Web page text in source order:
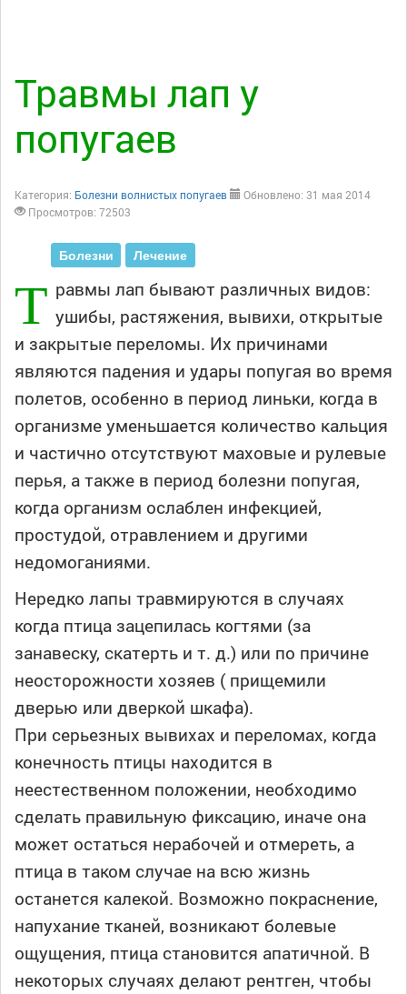
Травмы лап у
попугаев
Категория: Болезни волнистых попугаев
Обновлено: 31 мая 2014
Просмотров: 72503
Болезни Лечение
Т равмы лап бывают различных видов:
ушибы, растяжения, вывихи, открытые
и закрытые переломы. Их причинами
являются падения и удары попугая во время
полетов, особенно в период линьки, когда в
организме уменьшается количество кальция
и частично отсутствуют маховые и рулевые
перья, а также в период болезни попугая,
когда организм ослаблен инфекцией,
простудой, отравлением и другими
недомоганиями.
Нередко лапы травмируются в случаях
когда птица зацепилась когтями (за
занавеску, скатерть и т. д.) или по причине
неосторожности хозяев ( прищемили
дверью или дверкой шкафа).
При серьезных вывихах и переломах, когда
конечность птицы находится в
неестественном положении, необходимо
сделать правильную фиксацию, иначе она
может остаться нерабочей и отмереть, а
птица в таком случае на всю жизнь
останется калекой. Возможно покраснение,
напухание тканей, возникают болевые
ощущения, птица становится апатичной. В
некоторых случаях делают рентген, чтобы